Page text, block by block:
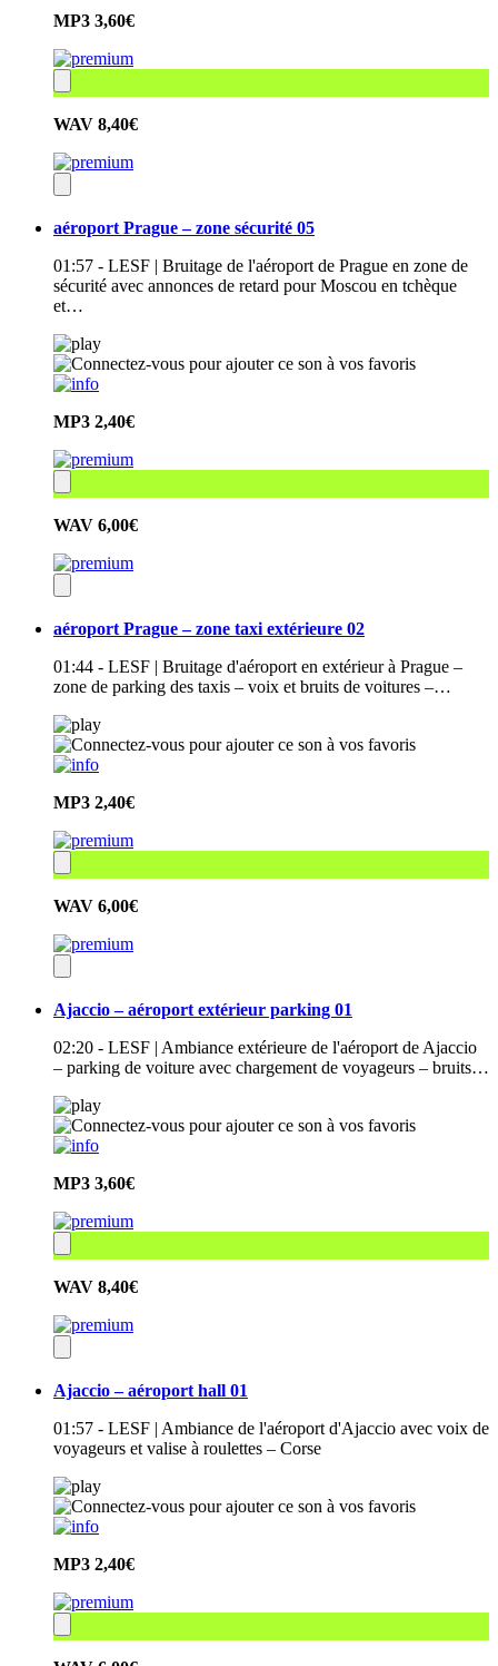
MP3 3,60€
WAV 8,40€
aéroport Prague – zone sécurité 05
01:57 - LESF | Bruitage de l'aéroport de Prague en zone de
sécurité avec annonces de retard pour Moscou en tchèque
et…
MP3 2,40€
WAV 6,00€
aéroport Prague – zone taxi extérieure 02
01:44 - LESF | Bruitage d'aéroport en extérieur à Prague –
zone de parking des taxis – voix et bruits de voitures –…
MP3 2,40€
WAV 6,00€
Ajaccio – aéroport extérieur parking 01
02:20 - LESF | Ambiance extérieure de l'aéroport de Ajaccio
– parking de voiture avec chargement de voyageurs – bruits…
MP3 3,60€
WAV 8,40€
Ajaccio – aéroport hall 01
01:57 - LESF | Ambiance de l'aéroport d'Ajaccio avec voix de
voyageurs et valise à roulettes – Corse
MP3 2,40€